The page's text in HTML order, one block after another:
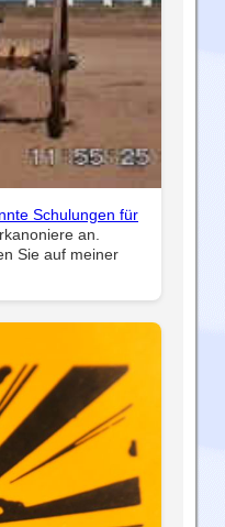
Schulungen für
an.
Sie auf meiner